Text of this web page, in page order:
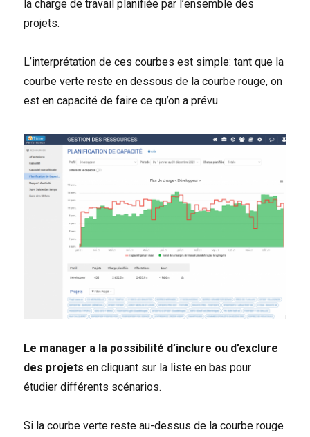
la charge de travail planifiée par l’ensemble des
projets.
L’interprétation de ces courbes est simple: tant que la
courbe verte reste en dessous de la courbe rouge, on
est en capacité de faire ce qu’on a prévu.
Le manager a la possibilité d’inclure ou d’exclure
des projets en cliquant sur la liste en bas pour
étudier différents scénarios.
Si la courbe verte reste au-dessus de la courbe rouge